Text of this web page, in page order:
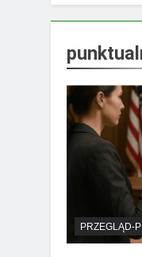
PRZEGLĄD-